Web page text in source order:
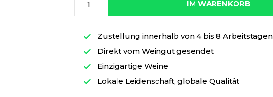
IM WARENKORB
Zustellung innerhalb von 4 bis 8 Arbeitstagen
Direkt vom Weingut gesendet
Einzigartige Weine
Lokale Leidenschaft, globale Qualität